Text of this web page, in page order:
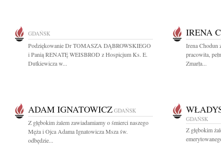
GDAŃSK
Podziękowanie Dr TOMASZA DĄBROWSKIEGO
i Panią RENATĘ WEISBROD z Hospicjum Ks. E.
Dutkiewicza w...
IRENA
Irena Chodun
pracowita,
Zmarła...
ADAM IGNATOWICZ GDAŃSK
Z głębokim żalem zawiadamiamy o śmierci naszego
Męża i Ojca Adama Ignatowicza Msza św.
odbędzie...
GDAŃSK
Z głębokim